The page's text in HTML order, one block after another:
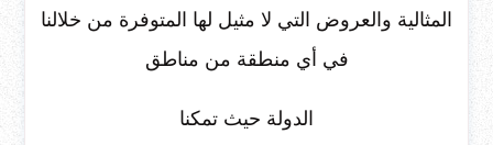
المثالية والعروض التي لا مثيل لها المتوفرة من خلالنا
في أي منطقة من مناطق
الدولة حيث تمكنا